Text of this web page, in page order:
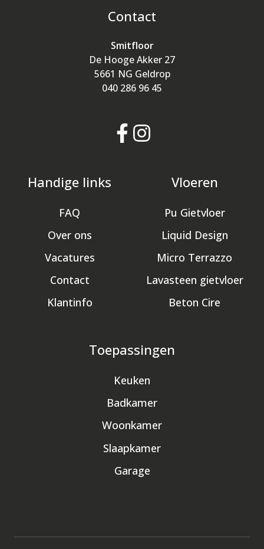
Contact
Smitfloor
De Hooge Akker 27
5661 NG Geldrop
040 286 96 45
Handige links
FAQ
Over ons
Vacatures
Contact
Klantinfo
Vloeren
Pu Gietvloer
Liquid Design
Micro Terrazzo
Lavasteen gietvloer
Beton Cire
Toepassingen
Keuken
Badkamer
Woonkamer
Slaapkamer
Garage